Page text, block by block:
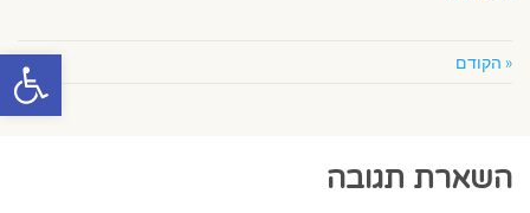
פתח « הקודם הבא »
השארת תגובה